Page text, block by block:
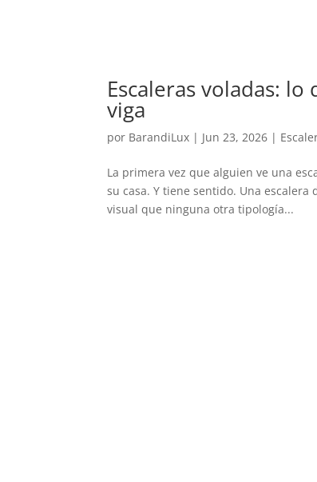
Escaleras voladas:
viga
por BarandiLux | Jun 23, 2026 |
La primera vez que alguien ve una
su casa. Y tiene sentido. Una
visual que ninguna otra tipología...